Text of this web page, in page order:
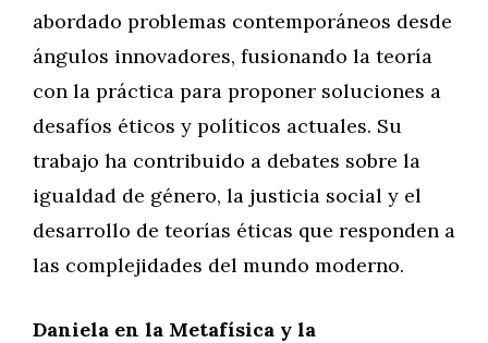
abordado problemas contemporáneos desde
ángulos innovadores, fusionando la teoría
con la práctica para proponer soluciones a
desafíos éticos y políticos actuales. Su
trabajo ha contribuido a debates sobre la
igualdad de género, la justicia social y el
desarrollo de teorías éticas que responden a
las complejidades del mundo moderno.
Daniela en la Metafísica y la